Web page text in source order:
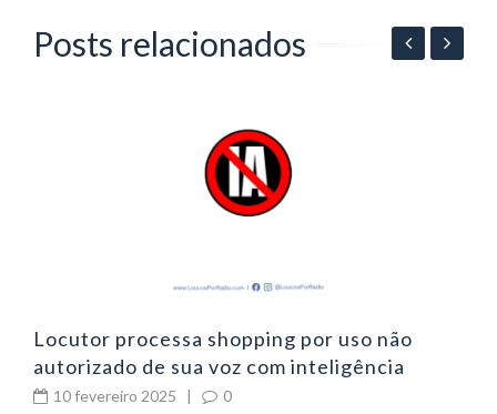
Posts relacionados
Locutor processa shopping por uso não
autorizado de sua voz com inteligência
artificial
10 fevereiro 2025 | 0